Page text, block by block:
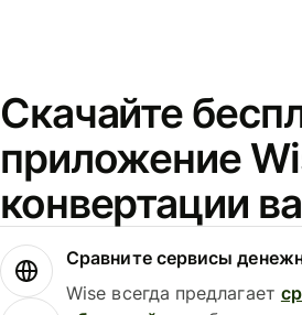
Скачайте
приложение
конвертации
Сравните сервисы
Wise всегда предлагает